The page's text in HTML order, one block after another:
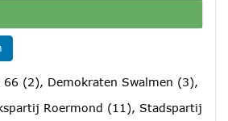
66 (2), Demokraten Swalmen (3),
Roermond (11), Stadspartij